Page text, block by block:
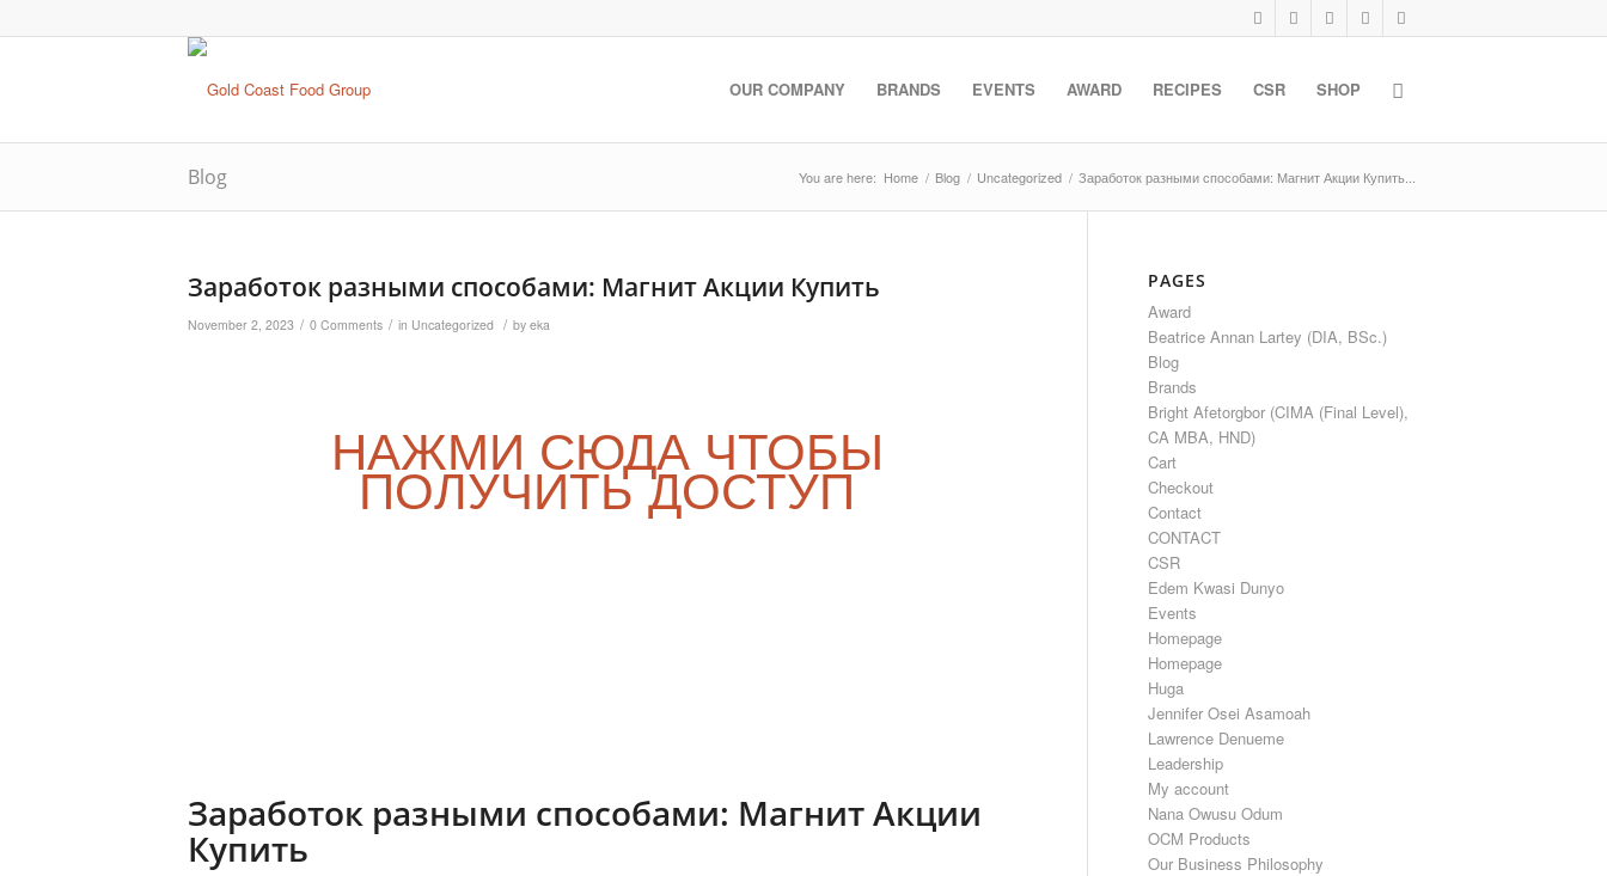
OUR COMPANY BRANDS EVENTS AWARD RECIPES CSR SHOP
Blog You are here: Home / Blog / Uncategorized / Заработок разными способами: Магнит Акции Купить...
Заработок разными способами: Магнит Акции Купить
November 2, 2023 / 0 Comments / in Uncategorized / by eka
НАЖМИ СЮДА ЧТОБЫ
ПОЛУЧИТЬ ДОСТУП
Заработок разными способами: Магнит Акции
Купить
PAGES
Award
Beatrice Annan Lartey (DIA, BSc.)
Blog
Brands
Bright Afetorgbor (CIMA (Final Level),
CA MBA, HND)
Cart
Checkout
Contact
CONTACT
CSR
Edem Kwasi Dunyo
Events
Homepage
Homepage
Huga
Jennifer Osei Asamoah
Lawrence Denueme
Leadership
My account
Nana Owusu Odum
OCM Products
Our Business Philosophy